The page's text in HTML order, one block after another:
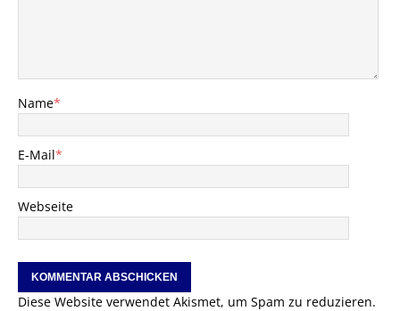
Name*
E-Mail*
Webseite
Diese Website verwendet Akismet, um Spam zu reduzieren.